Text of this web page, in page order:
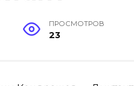
ПРОСМОТРОВ
23